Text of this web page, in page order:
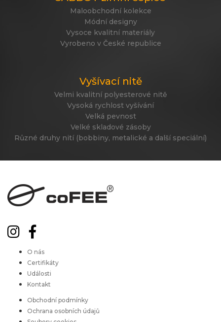
Maloobchodní kolekce
Módní designy
Vysoce kvalitní materiály
Vyrobeno v České republice
Vyšívací nitě
Velmi kvalitní polyesterové nitě
Vysoká rychlost vyšívání
Velká pevnost
Velké skladové zásoby
Různé druhy nití (bobbiny, metalické a další speciální)
O nás
Certifikáty
Události
Kontakt
Obchodní podmínky
Ochrana osobních údajů